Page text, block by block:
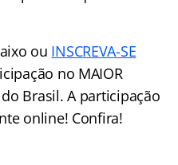
ou INSCREVA-SE
no MAIOR
Brasil. A participação
online! Confira!